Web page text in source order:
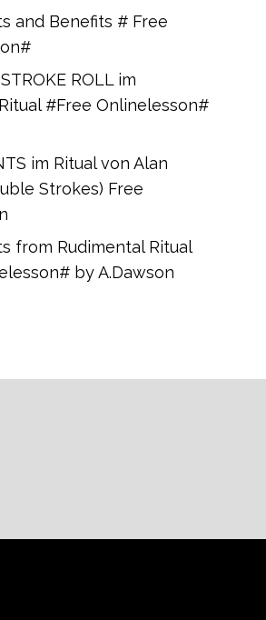
and Benefits # Free
ROLL im
#Free Onlinelesson#
im Ritual von Alan
Strokes) Free
from Rudimental Ritual
by A.Dawson